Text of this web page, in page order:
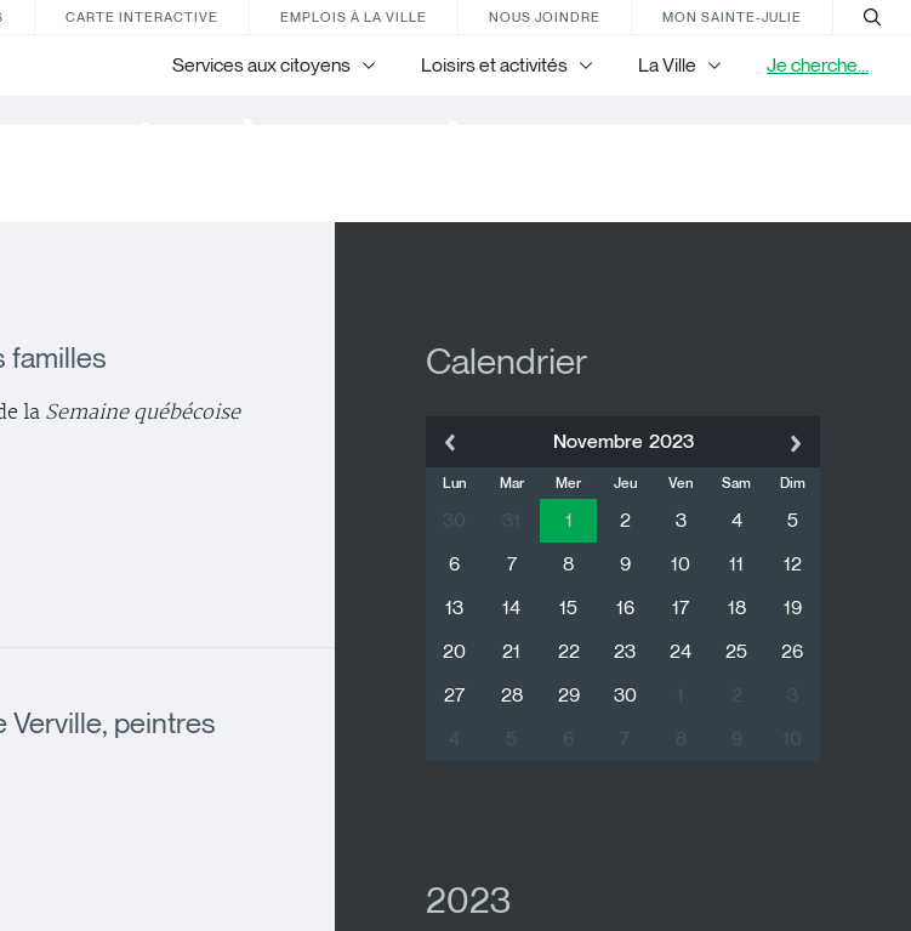
CARTE INTERACTIVE EMPLOIS À LA VILLE NOUS JOINDRE MON SAINTE-JULIE
Services aux citoyens Loisirs et activités La Ville Je cherche...
à venir
familles
la Semaine québécoise
Verville, peintres
Calendrier
Novembre 2023
Lun Mar Mer Jeu Ven Sam Dim
30 31 1 2 3 4
5
6
7 8 9 10 11
12
13
14 15 16 17 18
19
20
21 22 23 24 25
26
27
28 29 30 1 2
3
4
5 6 7 8 9 10
2023